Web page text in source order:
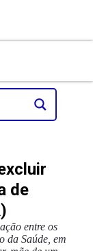
de
entre os
da Saúde, em